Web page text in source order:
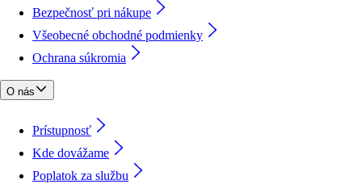
Bezpečnosť pri nákupe
Všeobecné obchodné podmienky
Ochrana súkromia
O nás
Prístupnosť
Kde dovážame
Poplatok za službu